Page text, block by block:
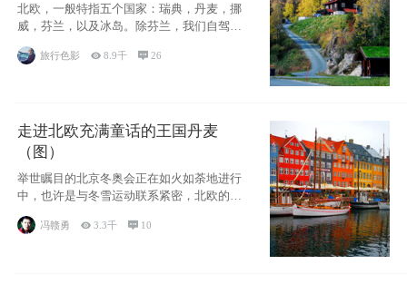
北欧，一般特指五个国家：瑞典，丹麦，挪
威，芬兰，以及冰岛。除芬兰，我们自驾游
旅行色影 8.9千 26
走进北欧充满童话的王国丹麦
（图）
举世瞩目的北京冬奥会正在如火如荼地进行
中，也许是与冬雪运动联系紧密，北欧的一
些国家因
冯赣勇 3.3千  10